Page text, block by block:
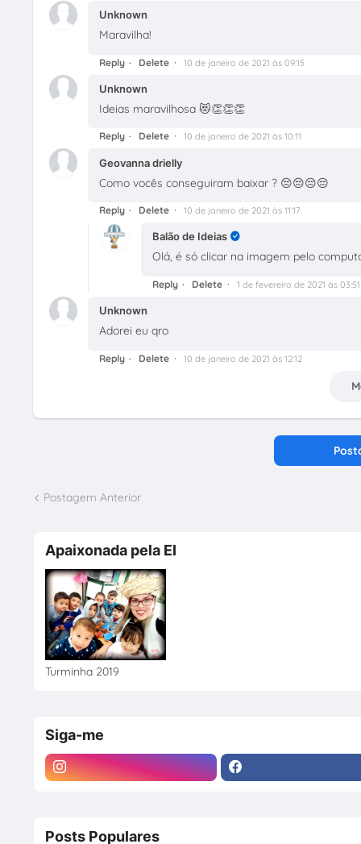
Unknown
Maravilha!
Reply Delete 10 de janeiro de 2021 às 09:15
Unknown
Ideias maravilhosa 😻👏👏👏
Reply Delete 10 de janeiro de 2021 às 10:11
Geovanna drielly
Como vocês conseguiram baixar ? 😔😔😔😔
Reply Delete 10 de janeiro de 2021 às 11:17
Balão de Ideias
Olá, é só clicar na imagem pelo
Reply Delete 1 de fevereiro de 2021 às 03:51
Unknown
Adorei eu qro
Reply Delete 10 de janeiro de 2021 às 12:12
Postagem Anterior
Apaixonada pela EI
Turminha 2019
Siga-me
Posts Populares